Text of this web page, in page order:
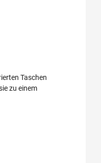
Taschen
zu einem